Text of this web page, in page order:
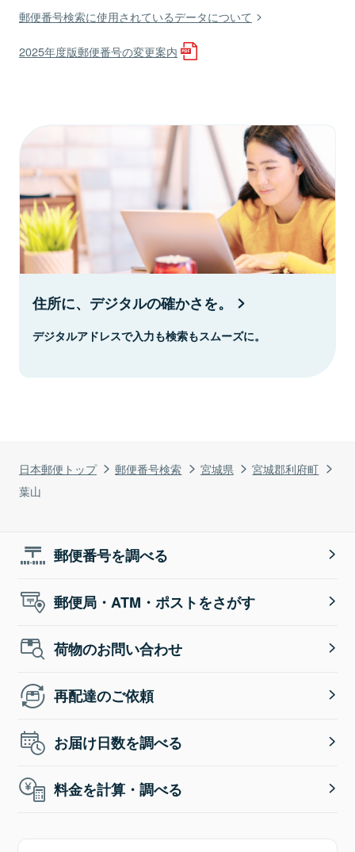
日本郵便トップ 郵便番号検索 宮城県
宮城郡利府町
葉山
郵便番号検索に使用されているデータについて
2025年度版郵便番号の変更案内
住所に、デジタルの確かさを。
デジタルアドレスで入力も検索もスムーズに。
郵便番号を調べる
郵便局・ATM・ポストをさがす
荷物のお問い合わせ
再配達のご依頼
お届け日数を調べる
料金を計算・調べる